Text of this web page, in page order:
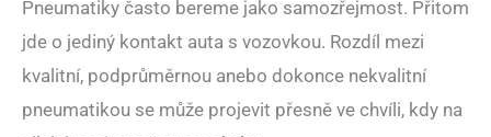
Pneumatiky často bereme jako samozřejmost. Přitom
jde o jediný kontakt auta s vozovkou. Rozdíl mezi
kvalitní, podprůměrnou anebo dokonce nekvalitní
pneumatikou se může projevit přesně ve chvíli, kdy na